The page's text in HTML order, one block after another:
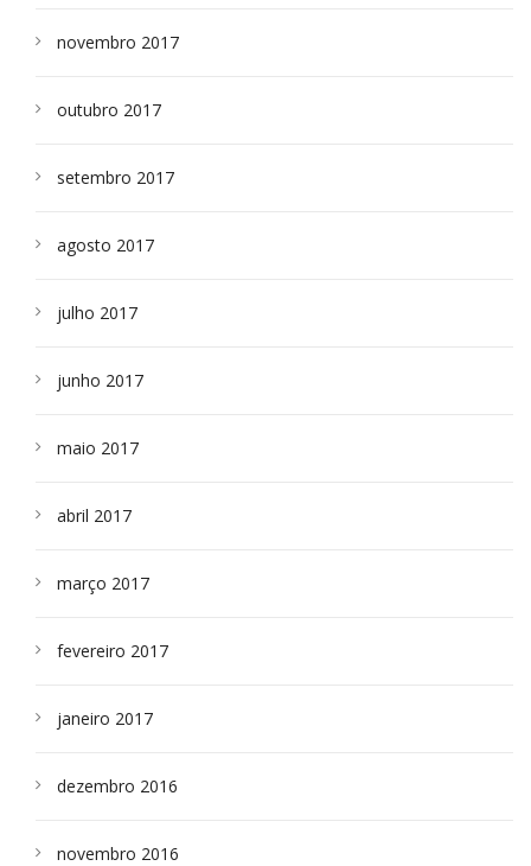
novembro 2017
outubro 2017
setembro 2017
agosto 2017
julho 2017
junho 2017
maio 2017
abril 2017
março 2017
fevereiro 2017
janeiro 2017
dezembro 2016
novembro 2016